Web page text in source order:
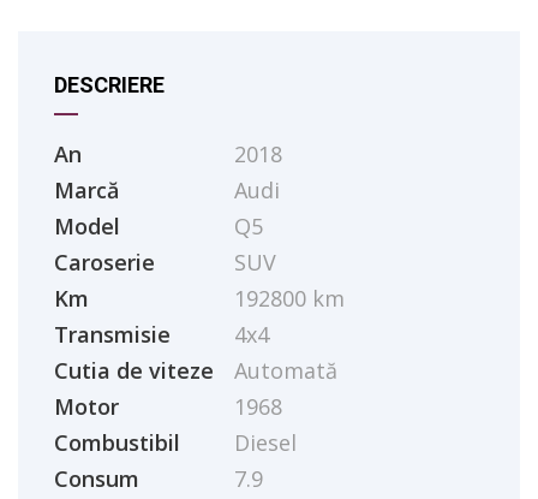
DESCRIERE
An
2018
Marcă
Audi
Model
Q5
Caroserie
SUV
Km
192800 km
Transmisie
4x4
Cutia de viteze
Automată
Motor
1968
Combustibil
Diesel
Consum
7.9